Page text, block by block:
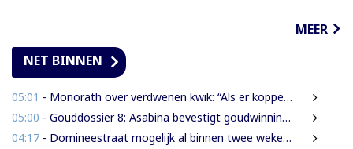
MEER
NET BINNEN
05:01 - Monorath over verdwenen kwik: “Als er koppen moeten rollen, dan moeten die rollen”
05:00 - Gouddossier 8: Asabina bevestigt goudwinning op bodem Surinamerivier: Concessie voor riviergrind
04:17 - Domineestraat mogelijk al binnen twee weken weer open